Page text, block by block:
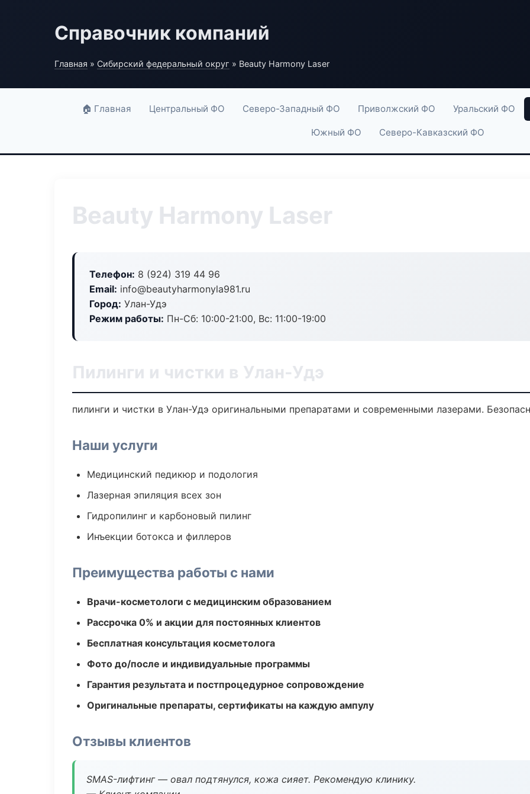
Справочник компаний
Главная » Сибирский федеральный округ » Beauty Harmony Laser
🏠 Главная Центральный ФО Северо-Западный ФО Приволжский ФО Уральский ФО
Южный ФО Северо-Кавказский ФО
Beauty Harmony Laser
Телефон: 8 (924) 319 44 96
Email: info@beautyharmonyla981.ru
Город: Улан-Удэ
Режим работы: Пн-Сб: 10:00-21:00, Вс: 11:00-19:00
Пилинги и чистки в Улан-Удэ
пилинги и чистки в Улан-Удэ оригинальными препаратами и современными лазерами.
Наши услуги
Медицинский педикюр и подология
Лазерная эпиляция всех зон
Гидропилинг и карбоновый пилинг
Инъекции ботокса и филлеров
Преимущества работы с нами
Врачи-косметологи с медицинским образованием
Рассрочка 0% и акции для постоянных клиентов
Бесплатная консультация косметолога
Фото до/после и индивидуальные программы
Гарантия результата и постпроцедурное сопровождение
Оригинальные препараты, сертификаты на каждую ампулу
Отзывы клиентов
SMAS-лифтинг — овал подтянулся, кожа сияет. Рекомендую клинику.